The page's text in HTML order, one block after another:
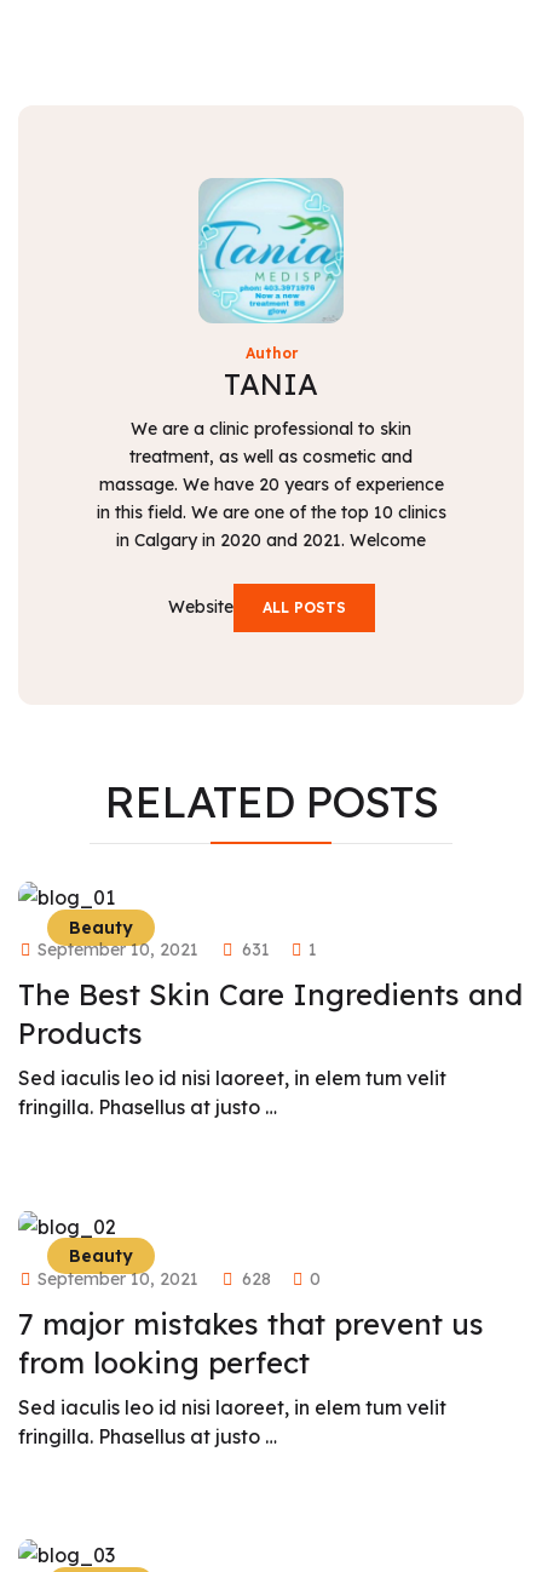
Author
TANIA
We are a clinic professional to skin
treatment, as well as cosmetic and
massage. We have 20 years of experience
in this field. We are one of the top 10 clinics
in Calgary in 2020 and 2021. Welcome
Website ALL POSTS
RELATED POSTS
Beauty
September 10, 2021
631 1
The Best Skin Care Ingredients and
Products
Sed iaculis leo id nisi laoreet, in elem tum velit
fringilla. Phasellus at justo …
Beauty
September 10, 2021
628 0
7 major mistakes that prevent us
from looking perfect
Sed iaculis leo id nisi laoreet, in elem tum velit
fringilla. Phasellus at justo …